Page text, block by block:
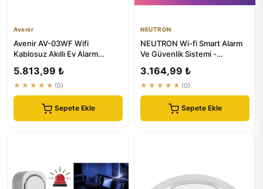
Avenir
Avenir AV-03WF Wifi
Kablosuz Akıllı Ev Alarm
En...
5.813,99 ₺
★★★★★ (0)
Sepete Ekle
NEUTRON
NEUTRON Wi-fi Smart Alarm
Ve Güvenlik Sistemi -
Ile...
3.164,99 ₺
★★★★★ (0)
Sepete Ekle